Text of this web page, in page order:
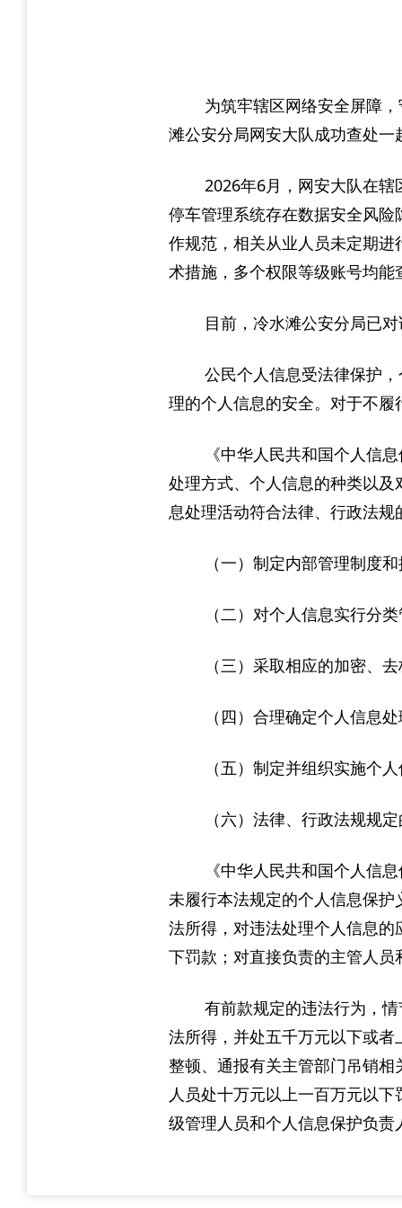
为筑牢辖区网络安全屏障
滩公安分局网安大队成功查处
2026年6月，网安大队在
停车管理系统存在数据安全风
作规范，相关从业人员未定期
术措施，多个权限等级账号均
目前，冷水滩公安分局已
公民个人信息受法律保护
理的个人信息的安全。对于不
《中华人民共和国个人信
处理方式、个人信息的种类以
息处理活动符合法律、行政法
（一）制定内部管理制度
（二）对个人信息实行分
（三）采取相应的加密、
（四）合理确定个人信息
（五）制定并组织实施个
（六）法律、行政法规规
《中华人民共和国个人信
未履行本法规定的个人信息保
法所得，对违法处理个人信息
下罚款；对直接负责的主管人
有前款规定的违法行为，
法所得，并处五千万元以下或
整顿、通报有关主管部门吊销
人员处十万元以上一百万元以
级管理人员和个人信息保护负责